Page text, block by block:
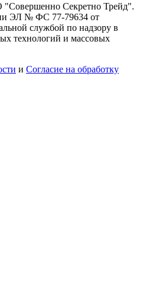
Секретно Трейд".
ЭЛ № ФС 77-79634 от
службой по надзору в
технологий и массовых
и Согласие на обработку